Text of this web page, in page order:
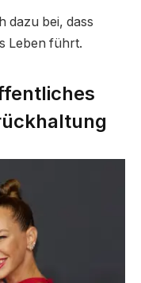
dazu bei, dass
Leben führt.